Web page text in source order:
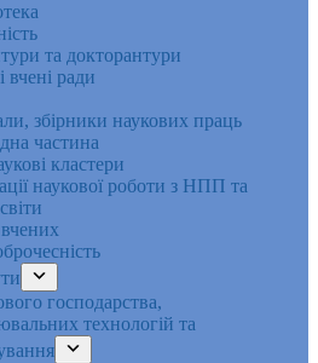
та докторантури
вчені ради
збірники наукових праць
частина
кластери
наукової роботи з НПП та
господарства,
технологій та